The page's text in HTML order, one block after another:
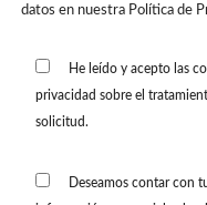
datos en nuestra Política de
He leído y acepto las
privacidad sobre el
solicitud.
Deseamos contar con